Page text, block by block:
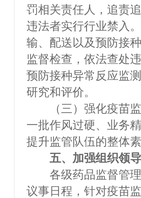
罚相关责任人，追责
违法者实行行业禁入
输、配送以及预防接
监督检查，依法查处
预防接种异常反应监
研究和评价。
（三）强化疫苗监
一批作风过硬、业务
提升监管队伍的整体
五、加强组织领
各级药品监督管理
议事日程，针对疫苗